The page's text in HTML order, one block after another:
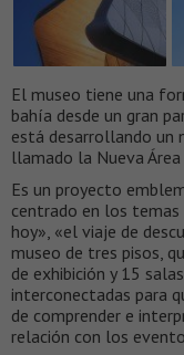
El museo tiene una
bahía desde un gran
está desarrollando un
llamado la Nueva Área
Es un proyecto
centrado en los
hoy», «el viaje de
museo de tres pisos,
de exhibición y 15
interconectadas para
de comprender e
relación con los